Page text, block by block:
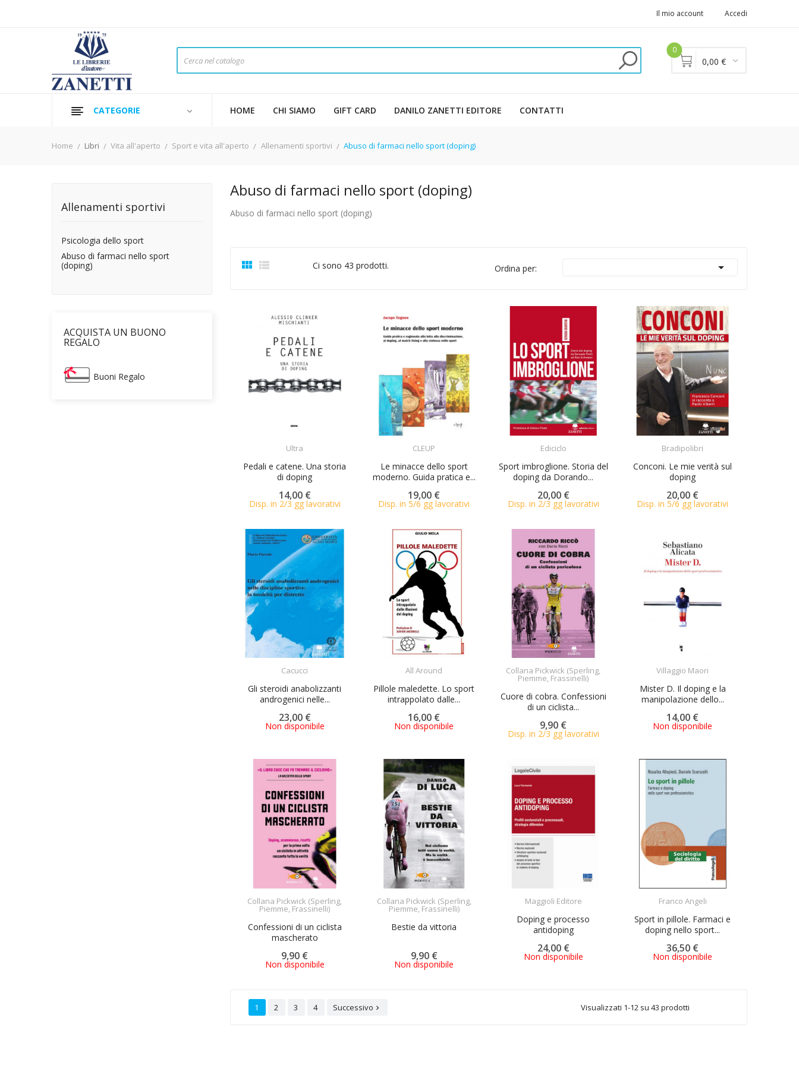
Il mio account Accedi
0
0,00 €
CATEGORIE HOME CHI SIAMO GIFT CARD DANILO ZANETTI EDITORE CONTATTI
Home Libri Vita all'aperto Sport e vita all'aperto Allenamenti sportivi Abuso di farmaci nello sport (doping)
Allenamenti sportivi
Psicologia dello sport
Abuso di farmaci nello sport
(doping)
ACQUISTA UN BUONO
REGALO
Buoni Regalo
Abuso di farmaci nello sport (doping)
Abuso di farmaci nello sport (doping)
  Ci sono 43 prodotti. Ordina per: 
Ultra
Pedali e catene. Una storia
di doping
14,00 €
Disp. in 2/3 gg lavorativi
CLEUP
Le minacce dello sport
moderno. Guida pratica e...
19,00 €
Disp. in 5/6 gg lavorativi
Ediciclo
Sport imbroglione. Storia del
doping da Dorando...
20,00 €
Disp. in 2/3 gg lavorativi
Bradipolibri
Conconi. Le mie verità sul
doping
20,00 €
Disp. in 5/6 gg lavorativi
Cacucci
Gli steroidi anabolizzanti
androgenici nelle...
23,00 €
Non disponibile
All Around
Pillole maledette. Lo sport
intrappolato dalle...
16,00 €
Non disponibile
Collana Pickwick (Sperling,
Piemme, Frassinelli)
Cuore di cobra. Confessioni
di un ciclista...
9,90 €
Disp. in 2/3 gg lavorativi
ACQUISTA Villaggio Maori
Mister D. Il doping e la
manipolazione dello...
14,00 €
Non disponibile
Collana Pickwick (Sperling,
Piemme, Frassinelli)
Confessioni di un ciclista
mascherato
9,90 €
Non disponibile
ACQUISTA Collana Pickwick (Sperling,
Piemme, Frassinelli)
Bestie da vittoria
9,90 €
Non disponibile
ACQUISTA Maggioli Editore
Doping e processo
antidoping
24,00 €
Non disponibile
Franco Angeli
Sport in pillole. Farmaci e
doping nello sport...
36,50 €
Non disponibile
1 2 3 4 Successivo  Visualizzati 1-12 su 43 prodotti